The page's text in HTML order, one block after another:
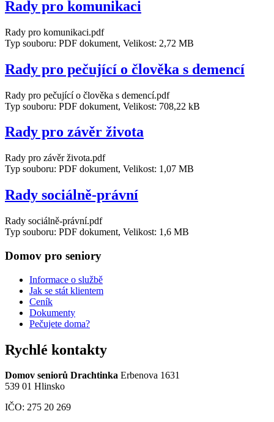
Rady pro komunikaci
Rady pro komunikaci.pdf
Typ souboru: PDF dokument, Velikost: 2,72 MB
Rady pro pečující o člověka s demencí
Rady pro pečující o člověka s demencí.pdf
Typ souboru: PDF dokument, Velikost: 708,22 kB
Rady pro závěr života
Rady pro závěr života.pdf
Typ souboru: PDF dokument, Velikost: 1,07 MB
Rady sociálně-právní
Rady sociálně-právní.pdf
Typ souboru: PDF dokument, Velikost: 1,6 MB
Domov pro seniory
Informace o službě
Jak se stát klientem
Ceník
Dokumenty
Pečujete doma?
Rychlé kontakty
Domov seniorů Drachtinka Erbenova 1631
539 01 Hlinsko
IČO: 275 20 269